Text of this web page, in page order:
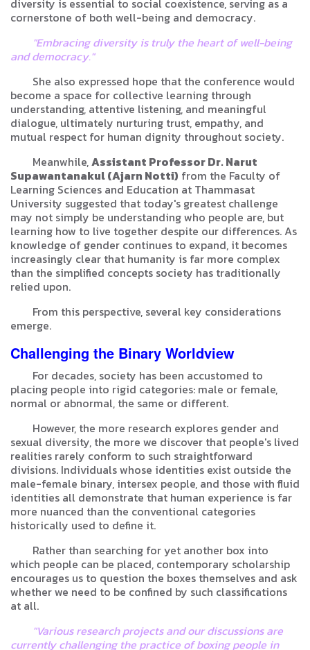
diversity is essential to social coexistence, serving as a
cornerstone of both well-being and democracy.
"Embracing diversity is truly the heart of well-being
and democracy."
She also expressed hope that the conference would
become a space for collective learning through
understanding, attentive listening, and meaningful
dialogue, ultimately nurturing trust, empathy, and
mutual respect for human dignity throughout society.
Meanwhile,Assistant Professor Dr. Narut
Supawantanakul (Ajarn Notti) from the Faculty of
Learning Sciences and Education at Thammasat
University suggested that today's greatest challenge
may not simply be understanding who people are, but
learning how to live together despite our differences. As
knowledge of gender continues to expand, it becomes
increasingly clear that humanity is far more complex
than the simplified concepts society has traditionally
relied upon.
From this perspective, several key considerations
emerge.
Challenging the Binary Worldview
For decades, society has been accustomed to
placing people into rigid categories: male or female,
normal or abnormal, the same or different.
However, the more research explores gender and
sexual diversity, the more we discover that people's lived
realities rarely conform to such straightforward
divisions. Individuals whose identities exist outside the
male-female binary, intersex people, and those with fluid
identities all demonstrate that human experience is far
more nuanced than the conventional categories
historically used to define it.
Rather than searching for yet another box into
which people can be placed, contemporary scholarship
encourages us to question the boxes themselves and ask
whether we need to be confined by such classifications
at all.
"Various research projects and our discussions are
currently challenging the practice of boxing people in